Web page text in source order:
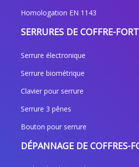
Homologation EN 1143
SERRURES DE COFFRE-FORT
Serrure électronique
Serrure biométrique
Clavier pour serrure
Serrure 3 pênes
Bouton pour serrure
DÉPANNAGE DE COFFRES-